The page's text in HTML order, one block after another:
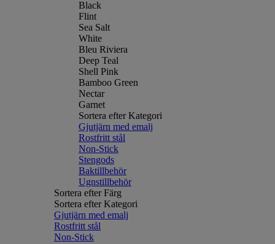
Black
Flint
Sea Salt
White
Bleu Riviera
Deep Teal
Shell Pink
Bamboo Green
Nectar
Garnet
Sortera efter Kategori
Gjutjärn med emalj
Rostfritt stål
Non-Stick
Stengods
Baktillbehör
Ugnstillbehör
Sortera efter Färg
Sortera efter Kategori
Gjutjärn med emalj
Rostfritt stål
Non-Stick